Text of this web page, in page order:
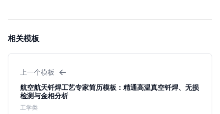
相关模板
上一个模板 ←
航空航天钎焊工艺专家简历模板：精通高温真空钎焊、无损
检测与金相分析
工学类